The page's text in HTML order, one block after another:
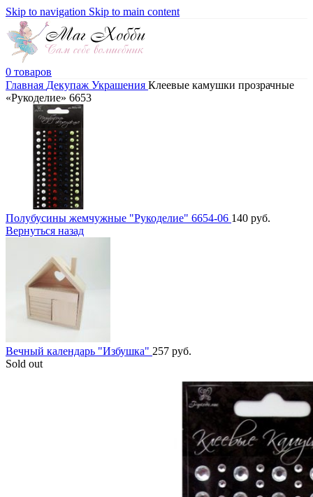
Skip to navigation Skip to main content
0 товаров
Главная Декупаж Украшения Клеевые камушки прозрачные
«Рукоделие» 6653
Полубусины жемчужные "Рукоделие" 6654-06 140 руб.
Вернуться назад
Вечный календарь "Избушка" 257 руб.
Sold out